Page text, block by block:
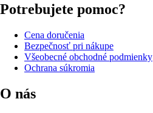
Potrebujete pomoc?
Cena doručenia
Bezpečnosť pri nákupe
Všeobecné obchodné podmienky
Ochrana súkromia
O nás